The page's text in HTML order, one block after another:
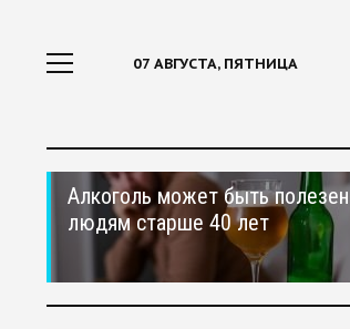
07 АВГУСТА, ПЯТНИЦА
Алкоголь может быть полезен
людям старше 40 лет